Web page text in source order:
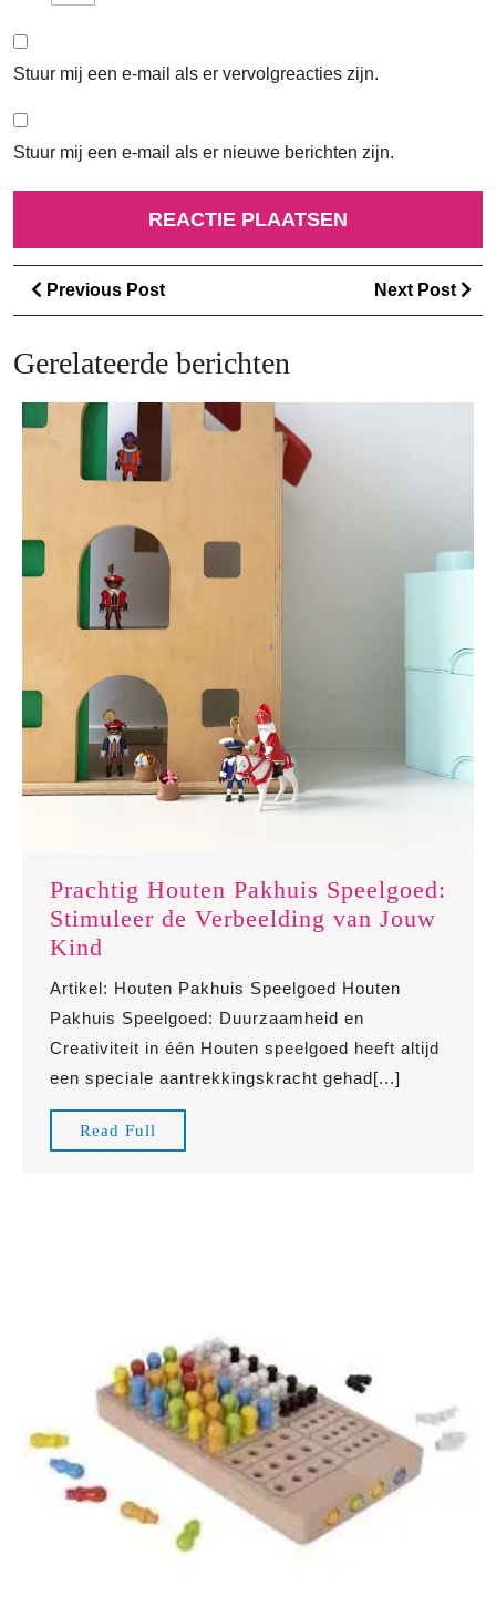
Stuur mij een e-mail als er vervolgreacties zijn.
Stuur mij een e-mail als er nieuwe berichten zijn.
Berichtnavigatie
Previous PostPrevious
Post
Next Post
Gerelateerde berichten
Prachtig Houten Pakhuis Speelgoed:
Stimuleer de Verbeelding van Jouw
Kind
Pakhuis
Speelgoed:
Stimuleer
de
Verbeelding
van
Artikel: Houten Pakhuis Speelgoed Houten
Pakhuis Speelgoed: Duurzaamheid en
Creativiteit in één Houten speelgoed heeft altijd
een speciale aantrekkingskracht gehad[...]
Read Full
Full